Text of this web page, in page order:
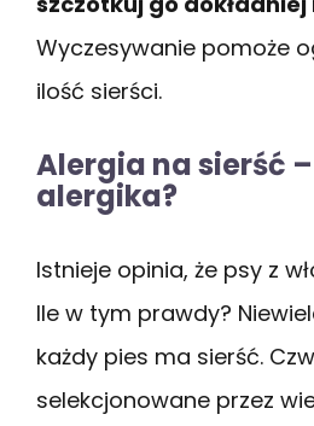
Wyczesywanie pomoże
ilość sierści.
Alergia na sierść
alergika?
Istnieje opinia, że psy z
Ile w tym prawdy?
każdy pies ma sierść.
selekcjonowane przez